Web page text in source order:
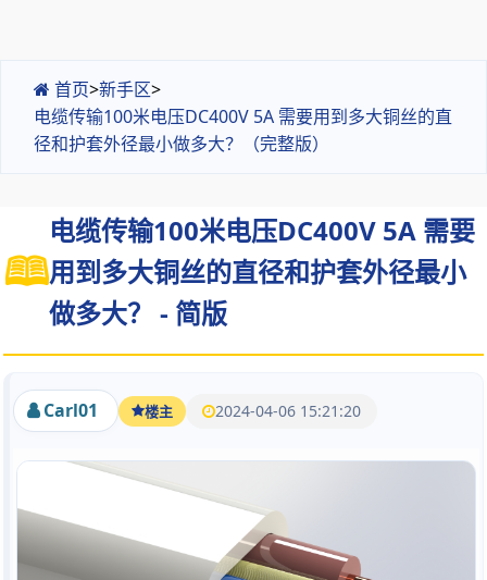
首页>新手区>
电缆传输100米电压DC400V 5A 需要用到多大铜丝的直
径和护套外径最小做多大？（完整版）
电缆传输100米电压DC400V 5A 需要
用到多大铜丝的直径和护套外径最小
做多大？ - 简版
Carl01 楼主 2024-04-06 15:21:20